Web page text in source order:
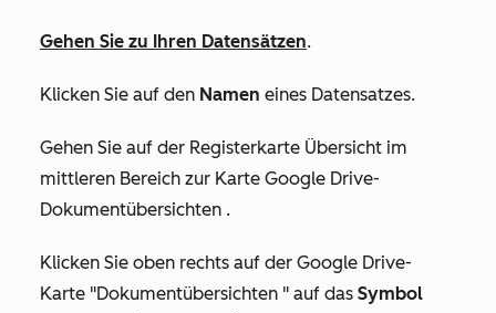
Gehen Sie zu Ihren Datensätzen.
Klicken Sie auf den Namen eines Datensatzes.
Gehen Sie auf der Registerkarte Übersicht im
mittleren Bereich zur Karte Google Drive-
Dokumentübersichten .
Klicken Sie oben rechts auf der Google Drive-
Karte "Dokumentübersichten " auf das Symbol